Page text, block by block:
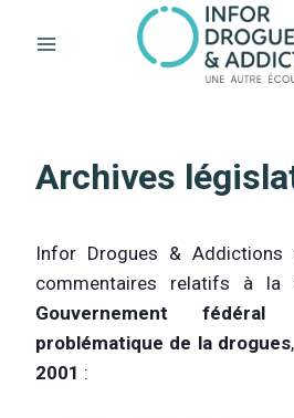
Archives
Infor Drogues &
commentaires relatifs à la
Gouvernement
problématique de la drogues
2001 :